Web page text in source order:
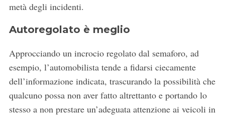
metà degli incidenti.
Autoregolato è meglio
Approcciando un incrocio regolato dal semaforo, ad
esempio, l’automobilista tende a fidarsi ciecamente
dell’informazione indicata, trascurando la possibilità che
qualcuno possa non aver fatto altrettanto e portando lo
stesso a non prestare un’adeguata attenzione ai veicoli in